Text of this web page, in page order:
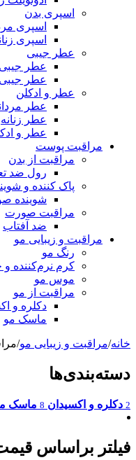
اسپری بدن
اسپری
اسپری
عطر جیبی
عطر جیبی
عطر جیبی
عطر و ادکلن
عطر
عطر زنانه
عطر و
مراقبت پوست
مراقبت از بدن
رول ضد
پاک کننده و
شوینده
مراقبت صورت
ضد آفتاب
مراقبت و زیبایی مو
رنگ مو
کرم نرم‌کننده و
موس مو
مراقبت از مو
دکلره و
ماسک مو
خانه/مراقبت و زیبایی مو/
دسته‌بندی‌ها
2 دکلره و اکسیدان 8 ماسک
فیلتر براساس